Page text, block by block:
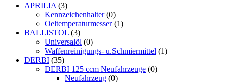
APRILIA (3)
Kennzeichenhalter (0)
Oeltemperaturmesser (1)
BALLISTOL (3)
Universalöl (0)
Waffenreinigungs- u.Schmiermittel (1)
DERBI (35)
DERBI 125 ccm Neufahrzeuge (0)
Neufahrzeug (0)